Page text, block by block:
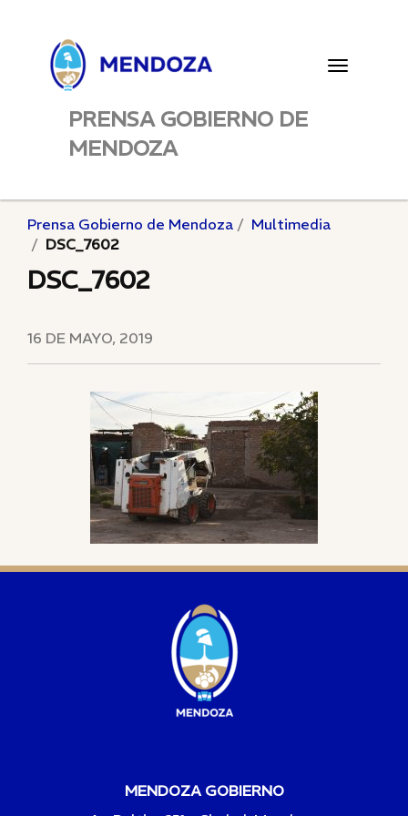
Toggle
PRENSA GOBIERNO DE
MENDOZA
Prensa Gobierno de Mendoza
Multimedia
DSC_7602
DSC_7602
16 DE MAYO, 2019
MENDOZA GOBIERNO